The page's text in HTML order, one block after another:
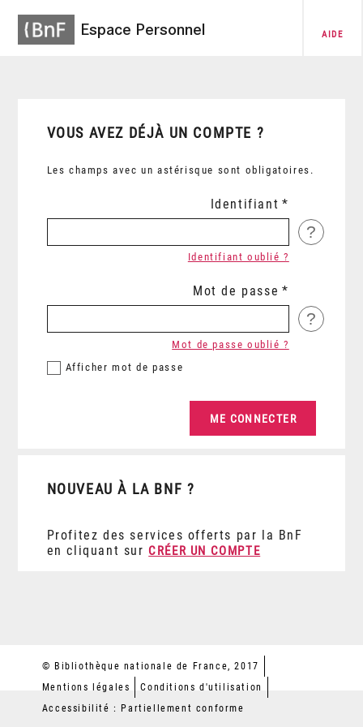
Espace Personnel AIDE
VOUS AVEZ DÉJÀ UN COMPTE ?
Les champs avec un astérisque sont obligatoires.
Identifiant
?
Identifiant oublié ?
Mot de passe
?
Afficher mot de passe
Mot de passe oublié ?
NOUVEAU À LA BNF ?
Profitez des services offerts par la BnF
en cliquant sur CRÉER UN COMPTE
© Bibliothèque nationale de France, 2017
Mentions légales
Conditions d'utilisation
Accessibilité : Partiellement conforme